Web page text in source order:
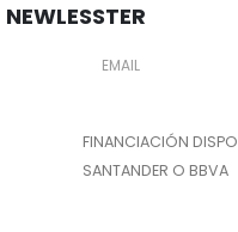
FINANCIACIÓN
SANTANDER O BBVA